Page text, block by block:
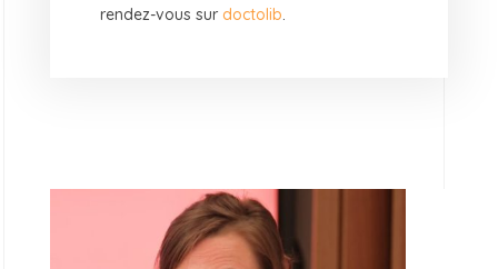
rendez-vous sur doctolib.